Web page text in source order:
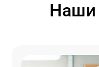
Наши